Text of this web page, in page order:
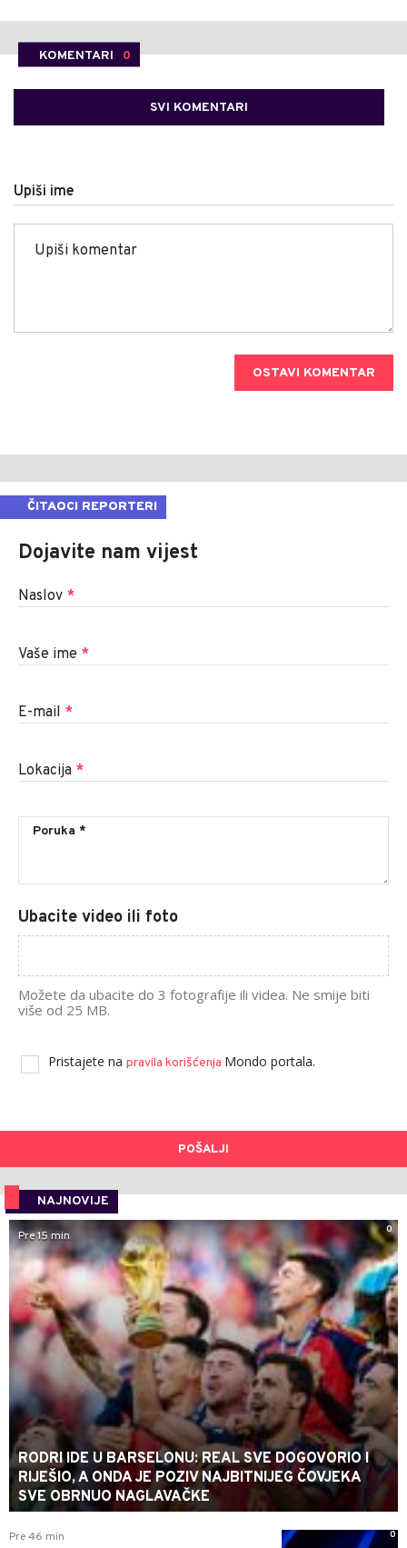
KOMENTARI 0
SVI KOMENTARI
Upiši ime
OSTAVI KOMENTAR
ČITAOCI REPORTERI
Dojavite nam vijest
Naslov *
Vaše ime *
E-mail *
Lokacija *
Ubacite video ili foto
Možete da ubacite do 3 fotografije ili videa. Ne smije biti
više od 25 MB.
Pristajete na pravila korišćenja Mondo portala.
POŠALJI
NAJNOVIJE
0
Pre 15 min
RODRI IDE U BARSELONU: REAL SVE DOGOVORIO I
RIJEŠIO, A ONDA JE POZIV NAJBITNIJEG ČOVJEKA
SVE OBRNUO NAGLAVAČKE
0
Pre 46 min